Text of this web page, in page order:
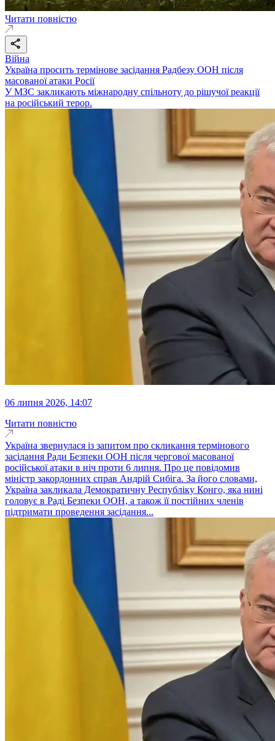
Читати повністю
Війна
Україна просить термінове засідання Радбезу ООН після
масованої атаки Росії
У МЗС закликають міжнародну спільноту до рішучої реакції
на російський терор.
06 липня 2026, 14:07
Читати повністю
Україна звернулася із запитом про скликання термінового
засідання Ради Безпеки ООН після чергової масованої
російської атаки в ніч проти 6 липня. Про це повідомив
міністр закордонних справ Андрій Сибіга. За його словами,
Україна закликала Демократичну Республіку Конго, яка нині
головує в Раді Безпеки ООН, а також її постійних членів
підтримати проведення засідання...